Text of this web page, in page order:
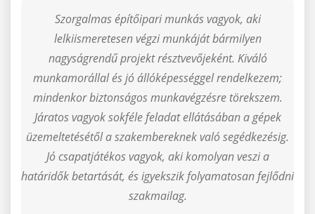
Szorgalmas építőipari munkás vagyok, aki
lelkiismeretesen végzi munkáját bármilyen
nagyságrendű projekt résztvevőjeként. Kiváló
munkamorállal és jó állóképességgel rendelkezem;
mindenkor biztonságos munkavégzésre törekszem.
Járatos vagyok sokféle feladat ellátásában a gépek
üzemeltetésétől a szakembereknek való segédkezésig.
Jó csapatjátékos vagyok, aki komolyan veszi a
határidők betartását, és igyekszik folyamatosan fejlődni
szakmailag.